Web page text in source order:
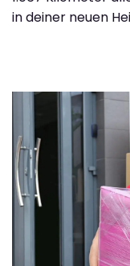
in deiner neuen